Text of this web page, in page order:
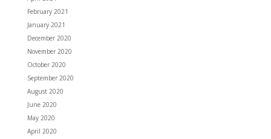
February 2021
January 2021
December 2020
November 2020
October 2020
September 2020
August 2020
June 2020
May 2020
April 2020